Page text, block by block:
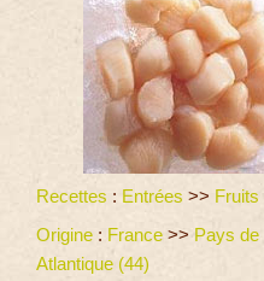
Recettes : Entrées >>
Origine : France >>Pays de
Atlantique (44)